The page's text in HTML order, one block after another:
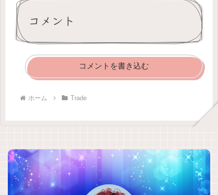
コメント
コメントを書き込む
ホーム Trade